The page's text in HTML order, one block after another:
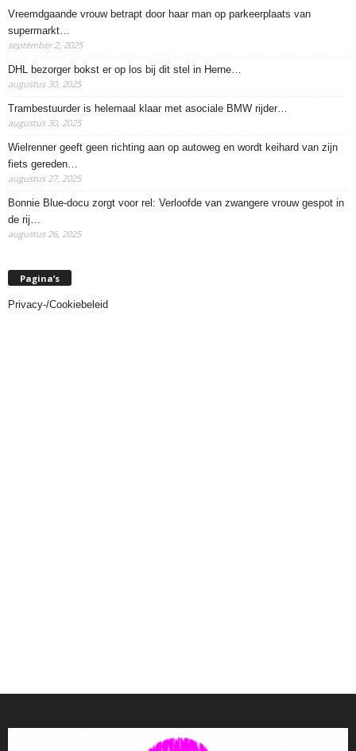
Vreemdgaande vrouw betrapt door haar man op parkeerplaats van
supermarkt…
september 2, 2025
DHL bezorger bokst er op los bij dit stel in Herne…
augustus 30, 2025
Trambestuurder is helemaal klaar met asociale BMW rijder…
augustus 30, 2025
Wielrenner geeft geen richting aan op autoweg en wordt keihard van zijn
fiets gereden…
augustus 27, 2025
Bonnie Blue-docu zorgt voor rel: Verloofde van zwangere vrouw gespot in
de rij…
augustus 26, 2025
Pagina’s
Privacy-/Cookiebeleid